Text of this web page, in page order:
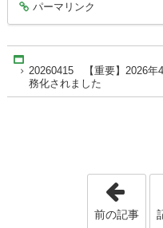
entry10435
パーマリンク
20260415 【重要】2026年
務化されました
前の記事